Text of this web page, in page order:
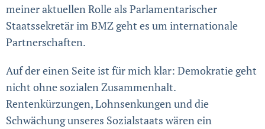
meiner aktuellen Rolle als Parlamentarischer
Staatssekretär im BMZ geht es um internationale
Partnerschaften.
Auf der einen Seite ist für mich klar: Demokratie geht
nicht ohne sozialen Zusammenhalt.
Rentenkürzungen, Lohnsenkungen und die
Schwächung unseres Sozialstaats wären ein